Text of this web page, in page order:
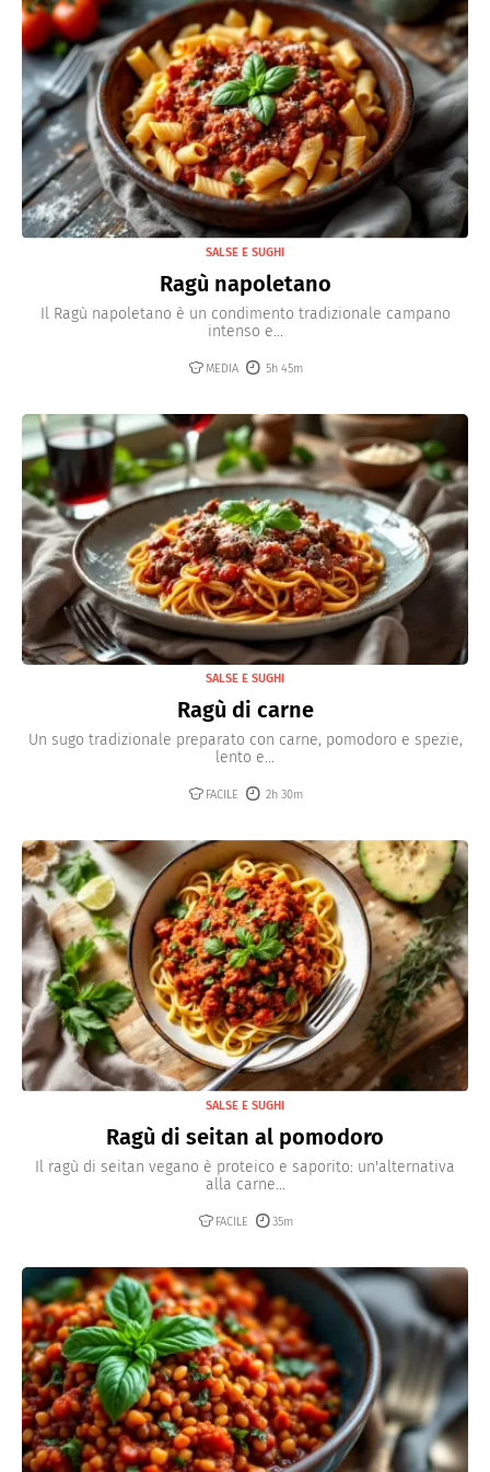
SALSE E SUGHI
Ragù napoletano
Il Ragù napoletano è un condimento tradizionale campano
intenso e...
MEDIA 5h 45m
SALSE E SUGHI
Ragù di carne
Un sugo tradizionale preparato con carne, pomodoro e spezie,
lento e...
FACILE 2h 30m
SALSE E SUGHI
Ragù di seitan al pomodoro
Il ragù di seitan vegano è proteico e saporito: un'alternativa
alla carne...
FACILE 35m